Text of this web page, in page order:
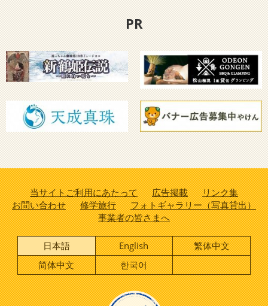
PR
当サイトご利用にあたって 広告掲載
リンク集
お問い合わせ
修学旅行
フォトギャラリー（写真貸出）
事業者の皆さまへ
日本語 English
繁体中文
简体中文
한국어